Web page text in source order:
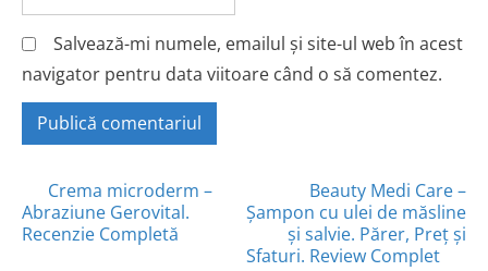
Salvează-mi numele, emailul și site-ul web în acest
navigator pentru data viitoare când o să comentez.
Posts
navigation
Crema microderm –
Abraziune Gerovital.
Recenzie Completă
Beauty Medi Care –
Șampon cu ulei de măsline
și salvie. Părer, Preț și
Sfaturi. Review Complet